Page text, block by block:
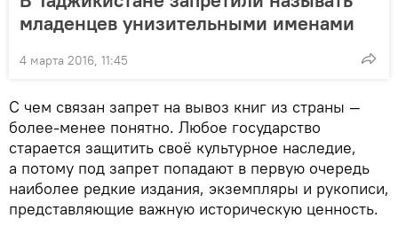
младенцев унизительными именами
4 марта 2016, 11:45
С чем связан запрет на вывоз книг из страны —
более-менее понятно. Любое государство
старается защитить своё культурное наследие,
а потому под запрет попадают в первую очередь
наиболее редкие издания, экземпляры и рукописи,
представляющие важную историческую ценность.